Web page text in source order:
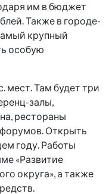
им в бюджет
Также в городе-
крупный
особую
мест. Там будет три
залы,
рестораны
Открыть
году. Работы
«Развитие
округа», а также